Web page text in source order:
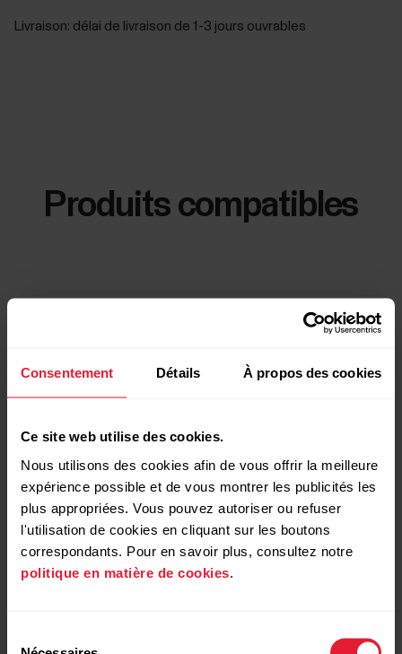
Consentement Détails À propos des cookies
Ce site web utilise des cookies.
Nous utilisons des cookies afin de vous offrir la meilleure
expérience possible et de vous montrer les publicités les
plus appropriées. Vous pouvez autoriser ou refuser
l'utilisation de cookies en cliquant sur les boutons
correspondants. Pour en savoir plus, consultez notre
politique en matière de cookies
Livraison: délai de livraison de 1-3 jours ouvrables
Produits compatibles